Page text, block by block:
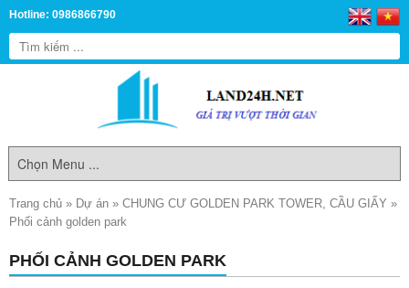
Hotline: 0986866790
Trang chủ » Dự án » CHUNG CƯ GOLDEN PARK TOWER, CẦU GIẤY »
Phối cảnh golden park
PHỐI CẢNH GOLDEN PARK